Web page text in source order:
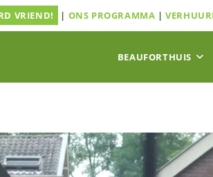
VRIEND! | ONS PROGRAMMA |
BEAUFORTHUIS